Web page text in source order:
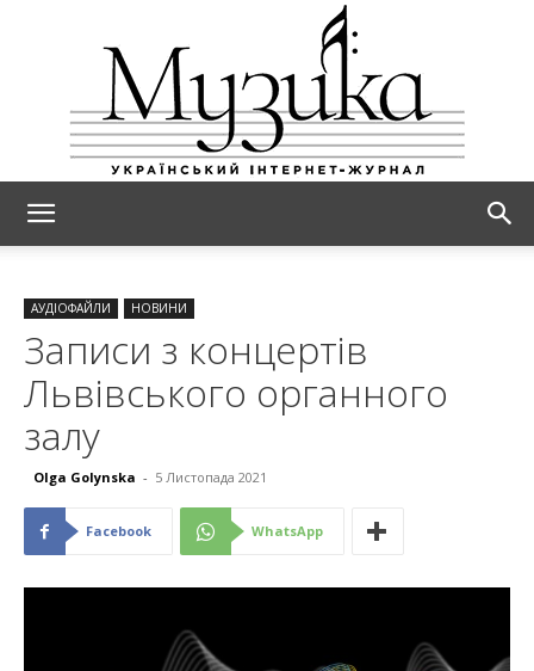
АУДІОФАЙЛИ НОВИНИ
Записи з концертів
Львівського органного
залу
Olga Golynska - 5 Листопада 2021
Facebook WhatsApp